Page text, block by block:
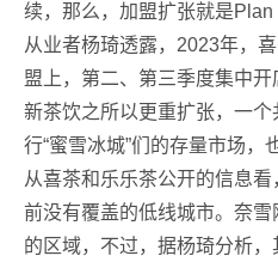
续，那么，加盟扩张就是
从业者杨琦透露，2023年，
盟上，第二、第三季度集中开
新茶饮之所以更重扩张，一
行“蜜雪冰城”们的存量市场，
从喜茶和乐乐茶公开的信息
前没有覆盖的低线城市。奈
的区域，不过，据杨琦分析